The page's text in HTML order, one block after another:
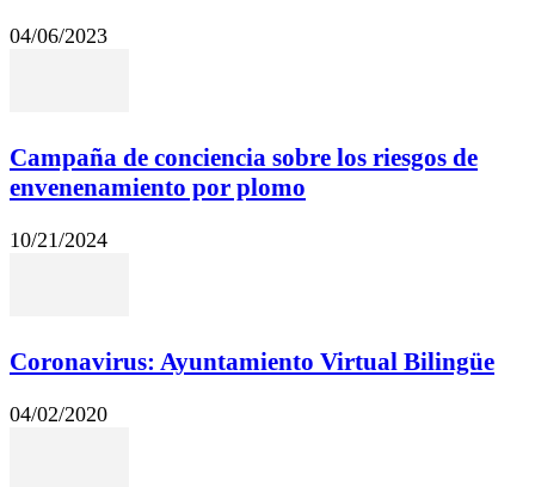
04/06/2023
Campaña de conciencia sobre los riesgos de
envenenamiento por plomo
10/21/2024
Coronavirus: Ayuntamiento Virtual Bilingüe
04/02/2020